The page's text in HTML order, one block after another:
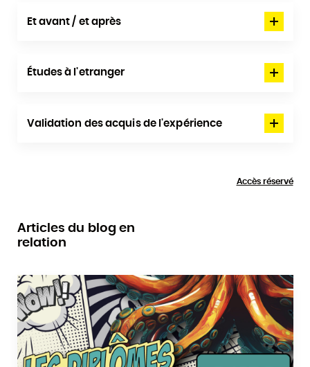
Et avant / et après
Études à l'etranger
Validation des acquis de l'expérience
Accès réservé
Articles du blog en
relation